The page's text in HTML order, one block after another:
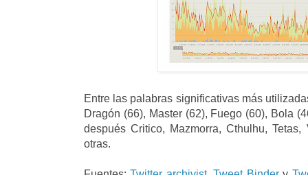
Entre las palabras significativas más
Dragón (66), Master (62), Fuego (60), Bola
después Critico, Mazmorra, Cthulhu,
otras.